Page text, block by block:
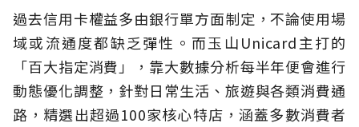
過去信用卡權益多由銀行單方面制定，不論使用場
域或流通度都缺乏彈性。而玉山Unicard主打的
「百大指定消費」，靠大數據分析每半年便會進行
動態優化調整，針對日常生活、旅遊與各類消費通
路，精選出超過100家核心特店，涵蓋多數消費者